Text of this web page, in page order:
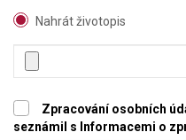
Nahrát životopis
Zpracování osobních
seznámil s Informacemi o